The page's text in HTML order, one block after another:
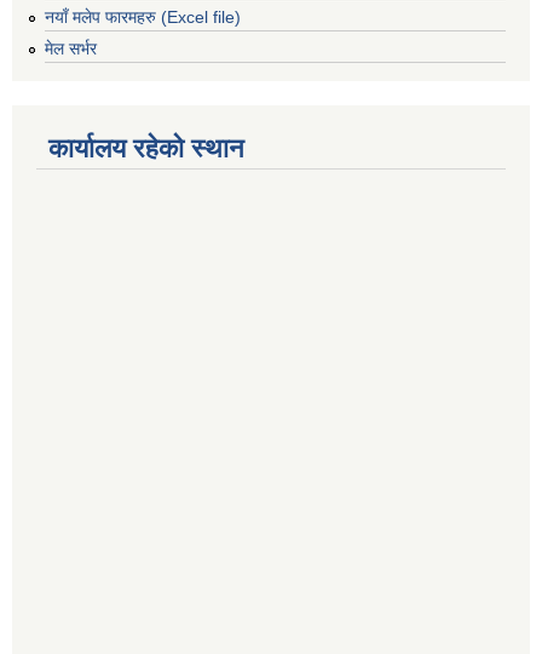
नयाँ मलेप फारमहरु (Excel file)
मेल सर्भर
कार्यालय रहेको स्थान